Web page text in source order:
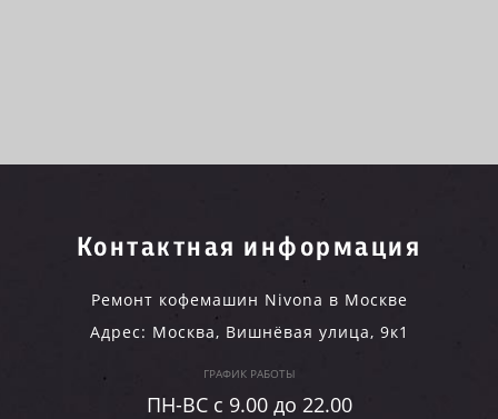
Контактная информация
Ремонт кофемашин Nivona в Москве
Адрес: Москва, Вишнёвая улица, 9к1
ГРАФИК РАБОТЫ
ПН-ВC c 9.00 до 22.00